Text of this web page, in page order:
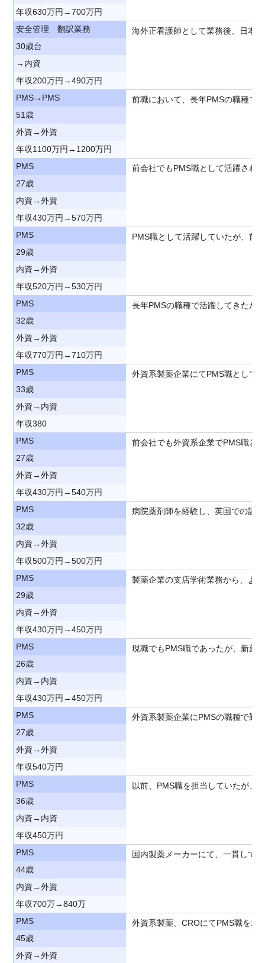
年収630万円→700万円
安全管理 翻訳業務
海外正看護師として業務後、日本
30歳台
→内資
年収200万円→490万円
PMS→PMS
前職において、長年PMSの職種で
51歳
外資→外資
年収1100万円→1200万円
PMS
前会社でもPMS職として活躍され
27歳
内資→外資
年収430万円→570万円
PMS
PMS職として活躍していたが、前
29歳
内資→外資
年収520万円→530万円
PMS
長年PMSの職種で活躍してきたが
32歳
外資→外資
年収770万円→710万円
PMS
外資系製薬企業にてPMS職として
33歳
外資→内資
年収380
PMS
前会社でも外資系企業でPMS職と
27歳
外資→外資
年収430万円→540万円
PMS
病院薬剤師を経験し、英国での語
32歳
内資→外資
年収500万円→500万円
PMS
製薬企業の支店学術業務から、よ
29歳
内資→外資
年収430万円→450万円
PMS
現職でもPMS職であったが、新薬
26歳
内資→内資
年収430万円→450万円
PMS
外資系製薬企業にPMSの職種で勤
27歳
外資→外資
年収540万円
PMS
以前、PMS職を担当していたが、
36歳
内資→内資
年収450万円
PMS
国内製薬メーカーにて、一貫して
44歳
内資→外資
年収700万→840万
PMS
外資系製薬、CROにてPMS職を10
45歳
外資→外資